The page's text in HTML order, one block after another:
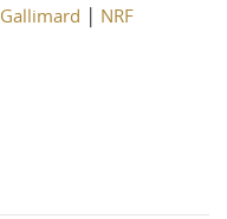
Gallimard | NRF